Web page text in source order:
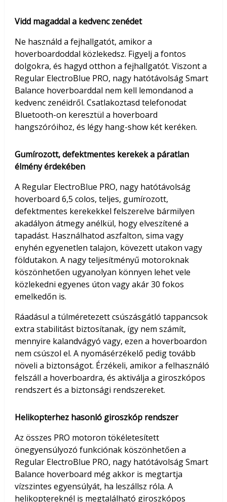
Vidd magaddal a kedvenc zenédet
Ne használd a fejhallgatót, amikor a
hoverboardoddal közlekedsz. Figyelj a fontos
dolgokra, és hagyd otthon a fejhallgatót. Viszont a
Regular ElectroBlue PRO, nagy hatótávolság Smart
Balance hoverboarddal nem kell lemondanod a
kedvenc zenéidről. Csatlakoztasd telefonodat
Bluetooth-on keresztül a hoverboard
hangszóróihoz, és légy hang-show két keréken.
Gumírozott, defektmentes kerekek a páratlan
élmény érdekében
A Regular ElectroBlue PRO, nagy hatótávolság
hoverboard 6,5 colos, teljes, gumírozott,
defektmentes kerekekkel felszerelve bármilyen
akadályon átmegy anélkül, hogy elveszítené a
tapadást. Használhatod aszfalton, sima vagy
enyhén egyenetlen talajon, kövezett utakon vagy
földutakon. A nagy teljesítményű motoroknak
köszönhetően ugyanolyan könnyen lehet vele
közlekedni egyenes úton vagy akár 30 fokos
emelkedőn is.
Ráadásul a túlméretezett csúszásgátló tappancsok
extra stabilitást biztosítanak, így nem számít,
mennyire kalandvágyó vagy, ezen a hoverboardon
nem csúszol el. A nyomásérzékelő pedig tovább
növeli a biztonságot. Érzékeli, amikor a felhasználó
felszáll a hoverboardra, és aktiválja a giroszkópos
rendszert és a biztonsági rendszereket.
Helikopterhez hasonló giroszkóp rendszer
Az összes PRO motoron tökéletesített
önegyensúlyozó funkciónak köszönhetően a
Regular ElectroBlue PRO, nagy hatótávolság Smart
Balance hoverboard még akkor is megtartja
vízszintes egyensúlyát, ha leszállsz róla. A
helikoptereknél is megtalálható giroszkópos